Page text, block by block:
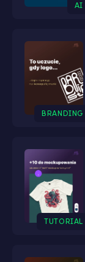
AI
BRANDING
TUTORIAL